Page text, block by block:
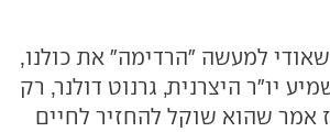
למעשה "הרדימה" את כולנו,
יו"ר היצרנית, גרנוט דולנר, רק
אמר שהוא שוקל להחזיר לחיים